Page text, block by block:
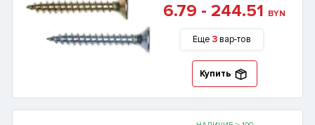
6.79 - 244.51 BYN
Еще 3вар-тов
Купить